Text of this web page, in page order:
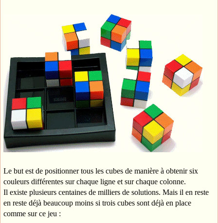
Le but est de positionner tous les cubes de manière à obtenir six
couleurs différentes sur chaque ligne et sur chaque colonne.
Il existe plusieurs centaines de milliers de solutions. Mais il en reste
en reste déjà beaucoup moins si trois cubes sont déjà en place
comme sur ce jeu :